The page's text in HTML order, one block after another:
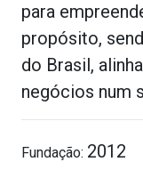
para
propósito,
do Brasil,
negócios num
Fundação: 2012